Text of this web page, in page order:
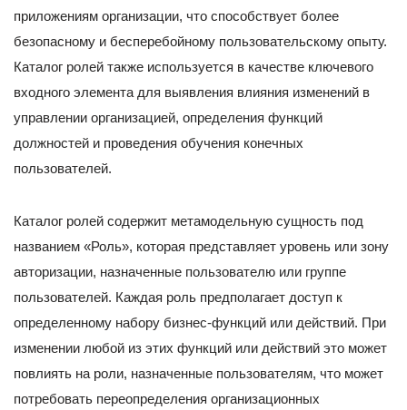
приложениям организации, что способствует более
безопасному и бесперебойному пользовательскому опыту.
Каталог ролей также используется в качестве ключевого
входного элемента для выявления влияния изменений в
управлении организацией, определения функций
должностей и проведения обучения конечных
пользователей.
Каталог ролей содержит метамодельную сущность под
названием «Роль», которая представляет уровень или зону
авторизации, назначенные пользователю или группе
пользователей. Каждая роль предполагает доступ к
определенному набору бизнес-функций или действий. При
изменении любой из этих функций или действий это может
повлиять на роли, назначенные пользователям, что может
потребовать переопределения организационных